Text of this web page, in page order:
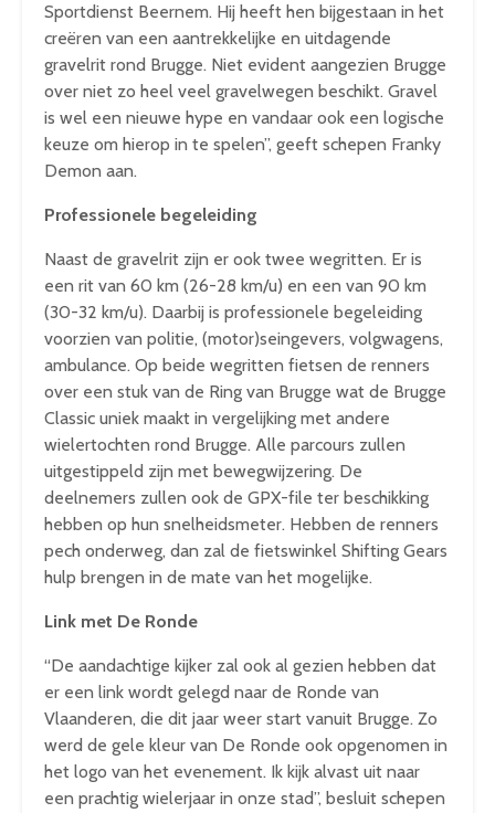
Sportdienst Beernem. Hij heeft hen bijgestaan in het
creëren van een aantrekkelijke en uitdagende
gravelrit rond Brugge. Niet evident aangezien Brugge
over niet zo heel veel gravelwegen beschikt. Gravel
is wel een nieuwe hype en vandaar ook een logische
keuze om hierop in te spelen”, geeft schepen Franky
Demon aan.
Professionele begeleiding
Naast de gravelrit zijn er ook twee wegritten. Er is
een rit van 60 km (26-28 km/u) en een van 90 km
(30-32 km/u). Daarbij is professionele begeleiding
voorzien van politie, (motor)seingevers, volgwagens,
ambulance. Op beide wegritten fietsen de renners
over een stuk van de Ring van Brugge wat de Brugge
Classic uniek maakt in vergelijking met andere
wielertochten rond Brugge. Alle parcours zullen
uitgestippeld zijn met bewegwijzering. De
deelnemers zullen ook de GPX-file ter beschikking
hebben op hun snelheidsmeter. Hebben de renners
pech onderweg, dan zal de fietswinkel Shifting Gears
hulp brengen in de mate van het mogelijke.
Link met De Ronde
“De aandachtige kijker zal ook al gezien hebben dat
er een link wordt gelegd naar de Ronde van
Vlaanderen, die dit jaar weer start vanuit Brugge. Zo
werd de gele kleur van De Ronde ook opgenomen in
het logo van het evenement. Ik kijk alvast uit naar
een prachtig wielerjaar in onze stad”, besluit schepen